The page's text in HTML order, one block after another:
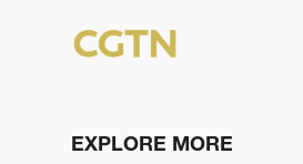
EXPLORE MORE